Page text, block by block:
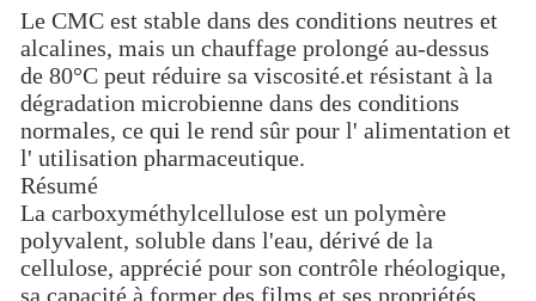
Le CMC est stable dans des conditions neutres et
alcalines, mais un chauffage prolongé au-dessus
de 80°C peut réduire sa viscosité.et résistant à la
dégradation microbienne dans des conditions
normales, ce qui le rend sûr pour l' alimentation et
l' utilisation pharmaceutique.
Résumé
La carboxyméthylcellulose est un polymère
polyvalent, soluble dans l'eau, dérivé de la
cellulose, apprécié pour son contrôle rhéologique,
sa capacité à former des films et ses propriétés